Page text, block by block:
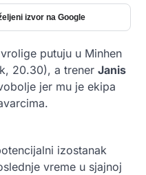
izvor na Google
putuju u Minhen
20.30), a trener Janis
jer mu je ekipa
izostanak
vreme u sjajnoj